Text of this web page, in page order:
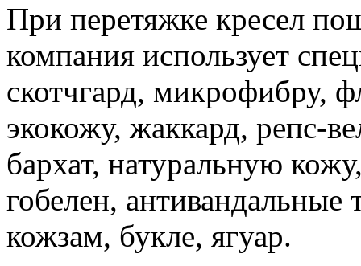
При перетяжке кресел
компания использует
скотчгард, микрофибру,
экокожу, жаккард, репс-
бархат, натуральную
гобелен,
кожзам, букле, ягуар.